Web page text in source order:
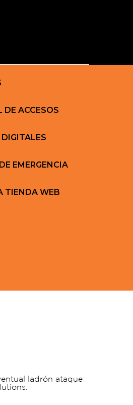
DE ACCESOS
EMERGENCIA
TIENDA WEB
ladrón ataque